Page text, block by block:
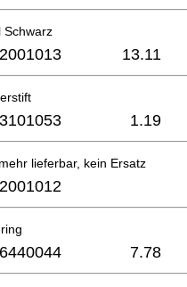
Schwarz
13.11
1.19
lieferbar, kein Ersatz
7.78